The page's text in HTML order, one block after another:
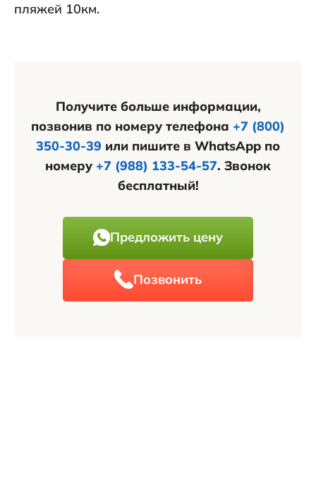
пляжей 10км.
Получите больше информации,
позвонив по номеру телефона +7 (800)
350-30-39 или пишите в WhatsApp по
номеру +7 (988) 133-54-57. Звонок
бесплатный!
Предложить цену
Позвонить